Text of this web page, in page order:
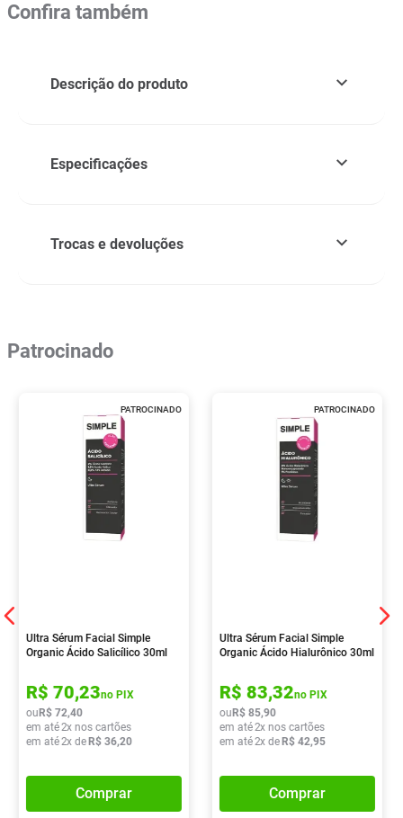
Confira também
Descrição do produto
Especificações
Trocas e devoluções
Patrocinado
PATROCINADO
Ultra Sérum Facial Simple
Organic Ácido Salicílico 30ml
R$ 70,23no PIX
ou R$ 72,40
em até2x nos cartões
em até2x de R$ 36,20
Comprar
PATROCINADO
Ultra Sérum Facial Simple
Organic Ácido Hialurônico 30ml
R$ 83,32no PIX
ou R$ 85,90
em até2x nos cartões
em até2x de R$ 42,95
Comprar